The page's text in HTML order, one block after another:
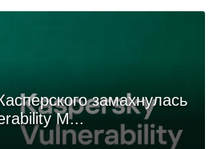
замахнулась
M...